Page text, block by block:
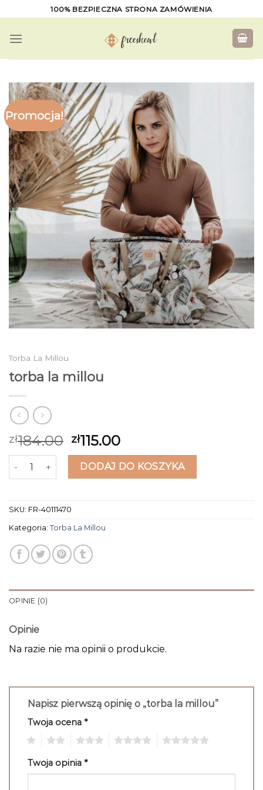
to
content
100% BEZPIECZNA STRONA ZAMÓWIENIA
Promocja!
Torba La Millou
torba la millou
zł184.00 zł115.00
ilość torba la millouDODAJ DO KOSZYKA
SKU: FR-40111470
Kategoria: Torba La Millou
OPINIE (0)
Opinie
Na razie nie ma opinii o produkcie.
Napisz pierwszą opinię o „torba la millou”
Twoja ocena *
Twoja opinia *